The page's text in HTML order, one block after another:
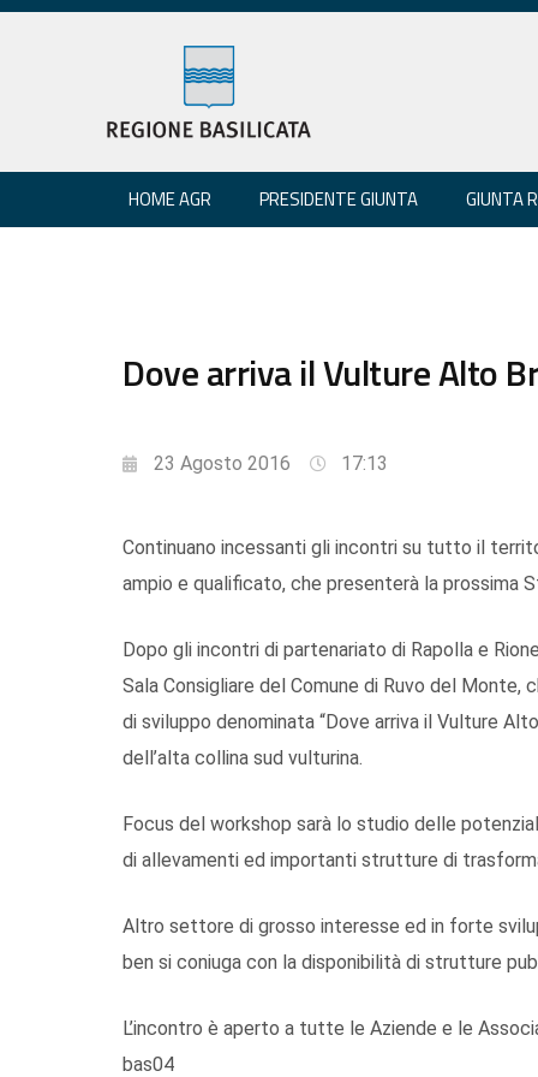
HOME AGR PRESIDENTE GIUNTA GIUNTA
Dove arriva il Vulture Alto
23 Agosto 2016 17:13
Continuano incessanti gli incontri su tutto il
ampio e qualificato, che presenterà la prossima
Dopo gli incontri di partenariato di Rapolla e
Sala Consigliare del Comune di Ruvo del Monte,
di sviluppo denominata “Dove arriva il Vulture
dell’alta collina sud vulturina.
Focus del workshop sarà lo studio delle
di allevamenti ed importanti strutture di
Altro settore di grosso interesse ed in forte
ben si coniuga con la disponibilità di strutture
L’incontro è aperto a tutte le Aziende e le
bas04